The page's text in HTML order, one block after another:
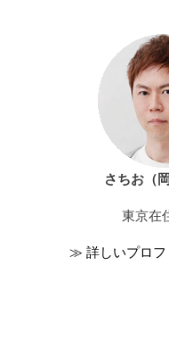
さちお（
東京在
≫ 詳しいプロフ